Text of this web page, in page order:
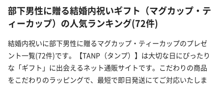
部下男性に贈る結婚内祝いギフト（マグカップ・テ
ィーカップ）の人気ランキング(72件)
結婚内祝いに部下男性に贈るマグカップ・ティーカップのプレゼ
ント一覧(72件)です。【TANP（タンプ）】は大切な日にぴったり
な「ギフト」に出会えるネット通販サイトです。こだわりの商品
をこだわりのラッピングで、最短で即日発送にてご対応いたしま